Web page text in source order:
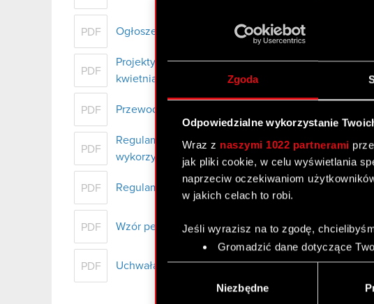
Zgoda
Odpowiedzialne wykorzystanie
Wraz z naszymi 1022 partnerami
jak pliki cookie, w celu wyświetlania
naprzeciw oczekiwaniom
w jakich celach to robi.
Jeśli wyrazisz na to zgodę,
Gromadzić dane dotyczące
Identyfikować Twoje
Dowiedz się więcej odnośnie tego,
Niezbędne
PDF Ogłoszenie o zwołaniu NWZ
PDF
Projekty uchwał Nadzwyczajnego Walnego
kwietnia 2023 r.
PDF Przewodnik NWZ - marzec 2023
PDF
Regulamin udziału w Nadzwyczajnym Walnym
wykorzystaniu środków komunikacji elektronicznej
PDF Regulamin Walnego Zgromadzenia CD PROJEKT S.A
PDF Wzór pełnomocnictwa i instrukcja wykonywania
PDF Uchwała Rady Nadzorczej w sprawie zaopiniowania